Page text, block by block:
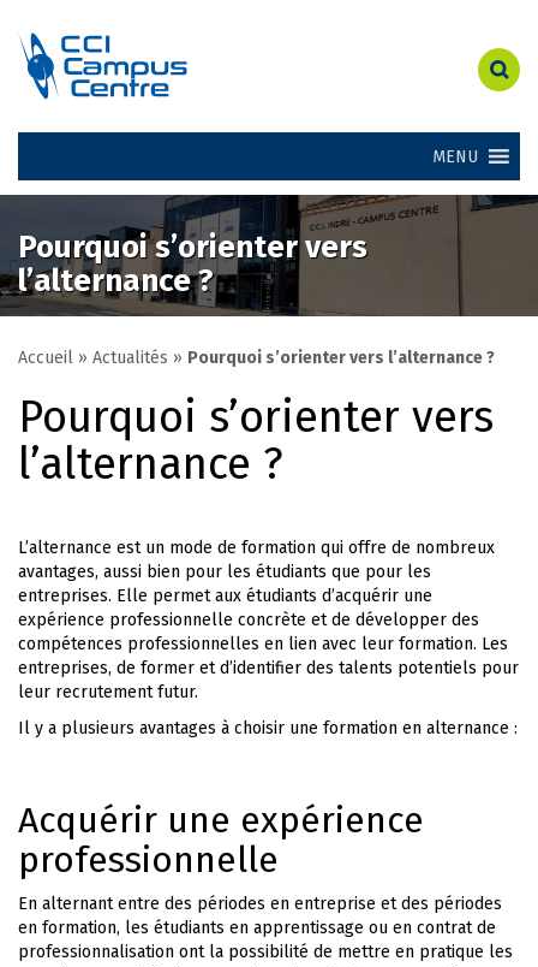
MENU
Pourquoi s’orienter vers
l’alternance ?
Accueil » Actualités » Pourquoi s’orienter vers l’alternance ?
Pourquoi s’orienter vers
l’alternance ?
L’alternance est un mode de formation qui offre de nombreux
avantages, aussi bien pour les étudiants que pour les
entreprises. Elle permet aux étudiants d’acquérir une
expérience professionnelle concrète et de développer des
compétences professionnelles en lien avec leur formation. Les
entreprises, de former et d’identifier des talents potentiels pour
leur recrutement futur.
Il y a plusieurs avantages à choisir une formation en alternance :
Acquérir une expérience
professionnelle
En alternant entre des périodes en entreprise et des périodes
en formation, les étudiants en apprentissage ou en contrat de
professionnalisation ont la possibilité de mettre en pratique les